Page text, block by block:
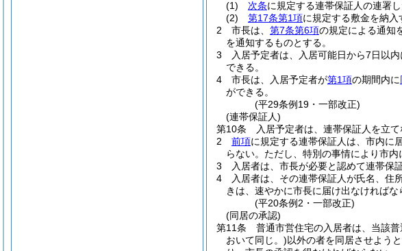
(1)
次条に規定する連帯保証人の連署
(2)
第17条第1項に規定する敷金を納入
2
市長は、 第7条第6項の規定による通知
を通知するものとする。
3
入居予定者は、入居可能日から7日以
できる。
4
市長は、入居予定者が第1項の期間内に
ができる。
(平29条例19・一部改正)
(連帯保証人)
第10条
入居予定者は、連帯保証人を立て
2
前項に規定する連帯保証人は、市内に
らない。 ただし、特別の事情により市
3
入居者は、市長が必要と認めて連帯保
4
入居者は、その連帯保証人が氏名、住
きは、速やかに市長に届け出なければな
(平20条例2・一部改正)
(同居の承認)
第11条
普通市営住宅の入居者は、当該
おいて同じ。)以外の者を同居させよう